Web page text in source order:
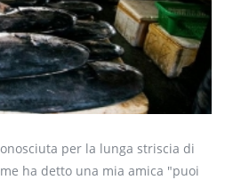
per la lunga striscia di
ha detto una mia amica "puoi